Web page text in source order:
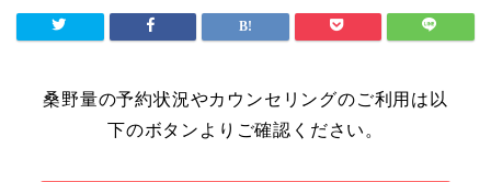
桑野量の予約状況やカウンセリングのご利用は以
下のボタンよりご確認ください。